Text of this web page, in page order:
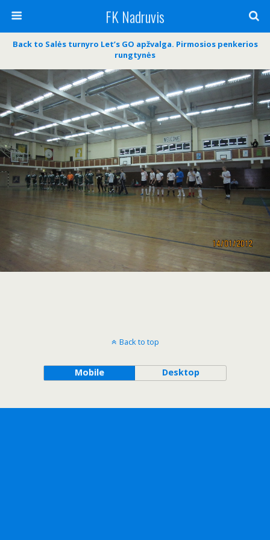
FK Nadruvis
Back to Salės turnyro Let’s GO apžvalga. Pirmosios penkerios
rungtynės
Back to top
Mobile Desktop